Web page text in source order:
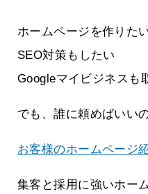
ホームページを作りた
SEO対策もしたい
Googleマイビジネスも
でも、誰に頼めばいい
お客様のホームページ
集客と採用に強いホー